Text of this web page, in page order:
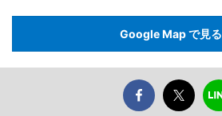
Google Map で見る